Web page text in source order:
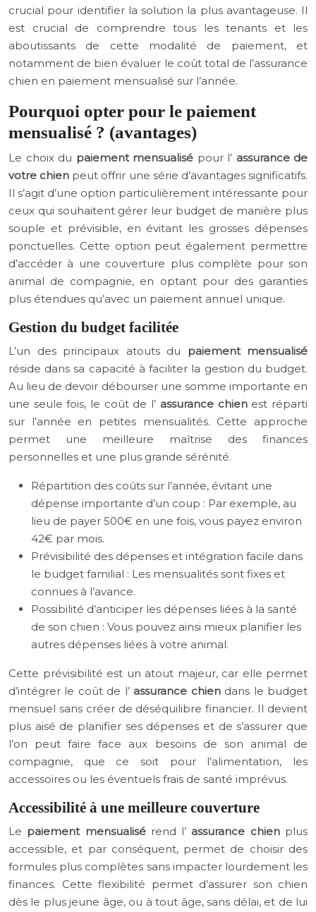
crucial pour identifier la solution la plus avantageuse. Il
est crucial de comprendre tous les tenants et les
aboutissants de cette modalité de paiement, et
notamment de bien évaluer le coût total de l’assurance
chien en paiement mensualisé sur l’année.
Pourquoi opter pour le paiement
mensualisé ? (avantages)
Le choix du paiement mensualisé pour l’ assurance de
votre chien peut offrir une série d’avantages significatifs.
Il s’agit d’une option particulièrement intéressante pour
ceux qui souhaitent gérer leur budget de manière plus
souple et prévisible, en évitant les grosses dépenses
ponctuelles. Cette option peut également permettre
d’accéder à une couverture plus complète pour son
animal de compagnie, en optant pour des garanties
plus étendues qu’avec un paiement annuel unique.
Gestion du budget facilitée
L’un des principaux atouts du paiement mensualisé
réside dans sa capacité à faciliter la gestion du budget.
Au lieu de devoir débourser une somme importante en
une seule fois, le coût de l’ assurance chien est réparti
sur l’année en petites mensualités. Cette approche
permet une meilleure maîtrise des finances
personnelles et une plus grande sérénité.
Répartition des coûts sur l’année, évitant une
dépense importante d’un coup : Par exemple, au
lieu de payer 500€ en une fois, vous payez environ
42€ par mois.
Prévisibilité des dépenses et intégration facile dans
le budget familial : Les mensualités sont fixes et
connues à l’avance.
Possibilité d’anticiper les dépenses liées à la santé
de son chien : Vous pouvez ainsi mieux planifier les
autres dépenses liées à votre animal.
Cette prévisibilité est un atout majeur, car elle permet
d’intégrer le coût de l’ assurance chien dans le budget
mensuel sans créer de déséquilibre financier. Il devient
plus aisé de planifier ses dépenses et de s’assurer que
l’on peut faire face aux besoins de son animal de
compagnie, que ce soit pour l’alimentation, les
accessoires ou les éventuels frais de santé imprévus.
Accessibilité à une meilleure couverture
Le paiement mensualisé rend l’ assurance chien plus
accessible, et par conséquent, permet de choisir des
formules plus complètes sans impacter lourdement les
finances. Cette flexibilité permet d’assurer son chien
dès le plus jeune âge, ou à tout âge, sans délai, et de lui